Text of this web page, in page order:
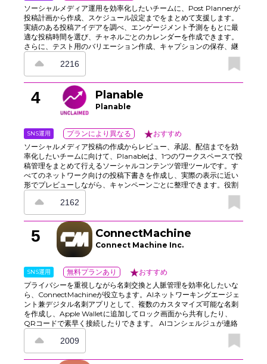
ソーシャルメディア運用を効率化したいチームに、Post Plannerが
投稿計画から作成、スケジュール設定までをまとめて支援します。
実績のある投稿アイデアを調べ、エンゲージメント予測をもとに最
適な投稿時間を選び、チャネルごとのカレンダーを作成できます。
さらに、テスト用のバリエーション作成、キャプションの保存、継
続的に使えるコンテンツの再利用にも対応。承認フローと役割分担
で品質を保ちながら、各ネットワークへの自動公開で運用を標準化
し、スプレッドシートや手作業のコピー＆ペーストに頼らずに管理
できます。
2216
4 Planable
Planable
SNS運用 プランにより異なる おすすめ
ソーシャルメディア投稿の作成からレビュー、承認、配信までを効
率化したいチームに向けて、Planableは、1つのワークスペースで投
稿管理をまとめて行えるソーシャルコンテンツ管理ツールです。す
べてのネットワーク向けの投稿下書きを作成し、実際の表示に近い
形でプレビューしながら、キャンペーンごとに整理できます。役割
分担、コメント、チェックリストでフィードバックを明確にし、多
段階承認で確認フローもスムーズに進められます。カレンダーとス
ロット機能で投稿ペースを管理でき、ライブラリではアセットの再
利用も可能です。さらに、統合機能によってスケジュール管理や分
析データの受け渡しもスムーズになり、クリエイター、クライアン
ト、関係者との連携をより迅速に進められます。
2162
5 ConnectMachine
Connect Machine Inc.
SNS運用 無料プランあり おすすめ
プライバシーを重視しながら名刺交換と人脈管理を効率化したいな
ら、ConnectMachineが役立ちます。AIネットワーキングエージェ
ント兼デジタル名刺アプリとして、複数のカスタマイズ可能な名刺
を作成し、Apple Walletに追加してロック画面から共有したり、
QRコードで素早く接続したりできます。 AIコンシェルジュが連絡
先情報の整理を手伝い、関連情報を記憶。カレンダーの同期にも対
応し、会議の日時や場所の提案を行いながら、必要な情報だけを選
択的に公開できます。さらに、音声またはテキストでネットワーク
に問い合わせて「誰にフォローアップすべきか」を確認でき、公開
2009